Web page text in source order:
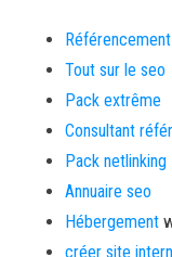
Tout sur le seo
Pack extrême
Consultant
Pack netlinking
Annuaire seo
Hébergement
créer site